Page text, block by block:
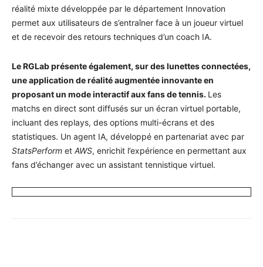
réalité mixte développée par le département Innovation
permet aux utilisateurs de s’entraîner face à un joueur virtuel
et de recevoir des retours techniques d’un coach IA.
Le RGLab présente également, sur des lunettes connectées,
une application de réalité augmentée innovante en
proposant un mode interactif aux fans de tennis. Les
matchs en direct sont diffusés sur un écran virtuel portable,
incluant des replays, des options multi-écrans et des
statistiques. Un agent IA, développé en partenariat avec par
StatsPerform et AWS, enrichit l’expérience en permettant aux
fans d’échanger avec un assistant tennistique virtuel.